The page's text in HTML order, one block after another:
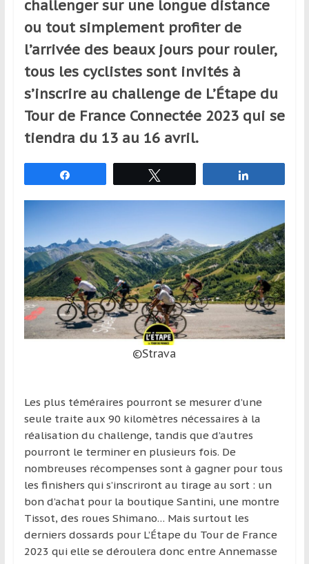
simples
spectateurs
sport,
qui
France
l’étranger
pour
assouvir
leur
passion,
tout
en
profitant
de
pays
d’une
région
challenger sur une longue distance
ou tout simplement profiter de
l’arrivée des beaux jours pour rouler,
tous les cyclistes sont invités à
s’inscrire au challenge de L’Étape du
Tour de France Connectée 2023 qui se
tiendra du 13 au 16 avril.
©Strava
Les plus téméraires pourront se mesurer d’une
seule traite aux 90 kilomètres nécessaires à la
réalisation du challenge, tandis que d’autres
pourront le terminer en plusieurs fois. De
nombreuses récompenses sont à gagner pour tous
les finishers qui s’inscriront au tirage au sort : un
bon d’achat pour la boutique Santini, une montre
Tissot, des roues Shimano… Mais surtout les
derniers dossards pour L’Étape du Tour de France
2023 qui elle se déroulera donc entre Annemasse